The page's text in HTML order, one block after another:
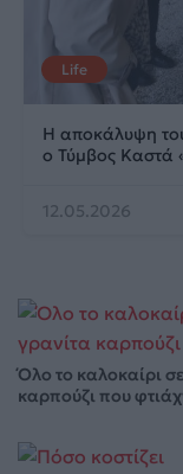
Life
Η αποκάλυψη
ο Τύμβος Καστά
12.05.2026
Όλο το καλοκαίρι
καρπούζι που